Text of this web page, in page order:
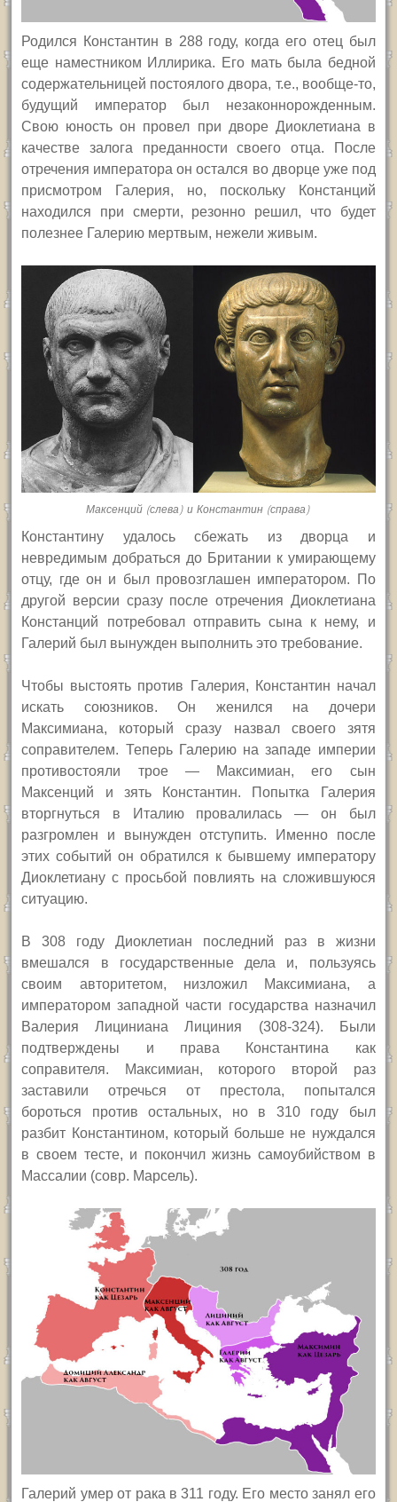
Родился Константин в 288 году, когда его отец был
еще наместником Иллирика. Его мать была бедной
содержательницей постоялого двора, т.е., вообще-то,
будущий император был незаконнорожденным.
Свою юность он провел при дворе Диоклетиана в
качестве залога преданности своего отца. После
отречения императора он остался во дворце уже под
присмотром Галерия, но, поскольку Констанций
находился при смерти, резонно решил, что будет
полезнее Галерию мертвым, нежели живым.
Максенций (слева) и Константин (справа)
Константину удалось сбежать из дворца и
невредимым добраться до Британии к умирающему
отцу, где он и был провозглашен императором. По
другой версии сразу после отречения Диоклетиана
Констанций потребовал отправить сына к нему, и
Галерий был вынужден выполнить это требование.
Чтобы выстоять против Галерия, Константин начал
искать союзников. Он женился на дочери
Максимиана, который сразу назвал своего зятя
соправителем. Теперь Галерию на западе империи
противостояли трое — Максимиан, его сын
Максенций и зять Константин. Попытка Галерия
вторгнуться в Италию провалилась — он был
разгромлен и вынужден отступить. Именно после
этих событий он обратился к бывшему императору
Диоклетиану с просьбой повлиять на сложившуюся
ситуацию.
В 308 году Диоклетиан последний раз в жизни
вмешался в государственные дела и, пользуясь
своим авторитетом, низложил Максимиана, а
императором западной части государства назначил
Валерия Лициниана Лициния (308-324). Были
подтверждены и права Константина как
соправителя. Максимиан, которого второй раз
заставили отречься от престола, попытался
бороться против остальных, но в 310 году был
разбит Константином, который больше не нуждался
в своем тесте, и покончил жизнь самоубийством в
Массалии (совр. Марсель).
Галерий умер от рака в 311 году. Его место занял его